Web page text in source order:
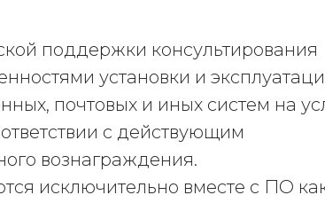
поддержки консультирования
установки и
почтовых и иных систем на
с действующим
вознаграждения.
исключительно вместе с ПО